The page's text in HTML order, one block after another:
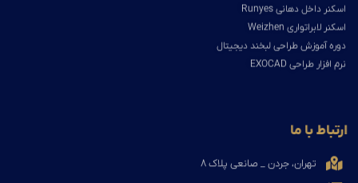
اسکنر داخل دهانی Runyes
اسکنر لابراتواری Weizhen
دوره آموزش طراحی لبخند دیجیتال
نرم افزار طراحی EXOCAD
ارتباط با ما
تهران، جردن _ صانعی پلاک ۸